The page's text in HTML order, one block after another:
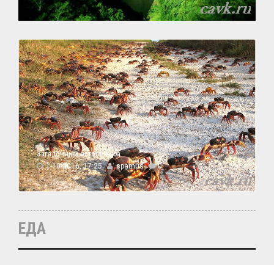
Загадочный остров Куба
1-10-2016, 17:25 spamus 0
ЕДА